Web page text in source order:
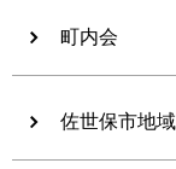
町内会
佐世保市地